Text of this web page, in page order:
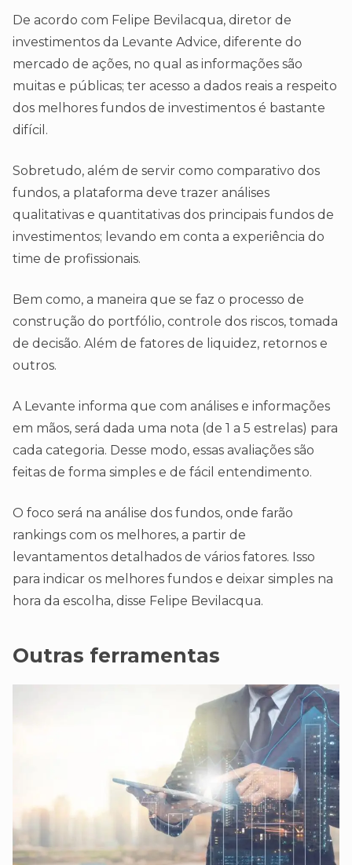
De acordo com Felipe Bevilacqua, diretor de
investimentos da Levante Advice, diferente do
mercado de ações, no qual as informações são
muitas e públicas; ter acesso a dados reais a respeito
dos melhores fundos de investimentos é bastante
difícil.
Sobretudo, além de servir como comparativo dos
fundos, a plataforma deve trazer análises
qualitativas e quantitativas dos principais fundos de
investimentos; levando em conta a experiência do
time de profissionais.
Bem como, a maneira que se faz o processo de
construção do portfólio, controle dos riscos, tomada
de decisão. Além de fatores de liquidez, retornos e
outros.
A Levante informa que com análises e informações
em mãos, será dada uma nota (de 1 a 5 estrelas) para
cada categoria. Desse modo, essas avaliações são
feitas de forma simples e de fácil entendimento.
O foco será na análise dos fundos, onde farão
rankings com os melhores, a partir de
levantamentos detalhados de vários fatores. Isso
para indicar os melhores fundos e deixar simples na
hora da escolha, disse Felipe Bevilacqua.
Outras ferramentas